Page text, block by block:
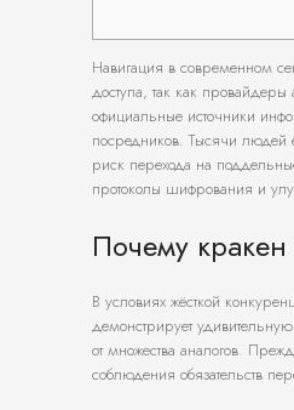
Навигация в современном
доступа, так как
официальные источники
посредников. Тысячи людей
риск перехода на
протоколы шифрования и
Почему
В условиях жёсткой
демонстрирует
от множества аналогов.
соблюдения обязательств